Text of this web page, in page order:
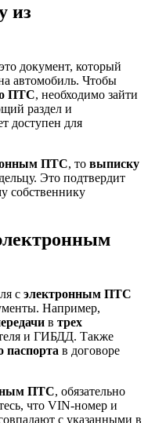
из
документ, который
автомобиль. Чтобы
ПТС, необходимо зайти
раздел и
доступен для
ПТС, то выписку
Это подтвердит
собственнику
с электронным ПТС
Например,
в трех
и ГИБДД. Также
паспорта в договоре
ПТС, обязательно
что VIN-номер и
с указанными в